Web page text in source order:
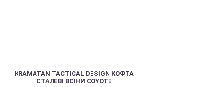
KRAMATAN TACTICAL DESIGN КОФТА
СТАЛЕВІ ВОЇНИ COYOTE